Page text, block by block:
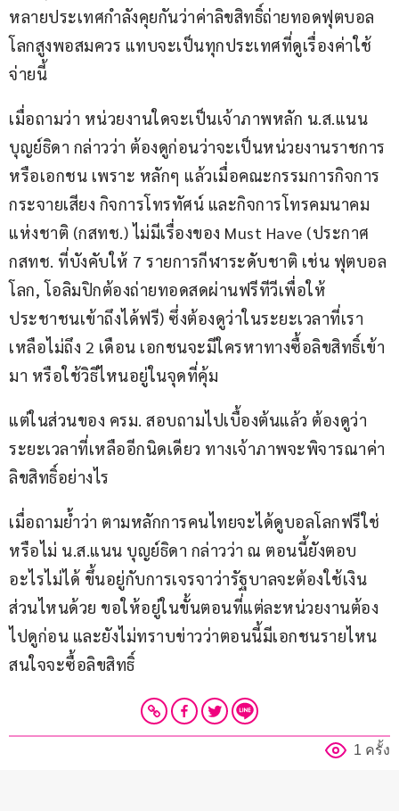
หลายประเทศกำลังคุยกันว่าค่าลิขสิทธิ์ถ่ายทอดฟุตบอล
โลกสูงพอสมควร แทบจะเป็นทุกประเทศที่ดูเรื่องค่าใช้
จ่ายนี้
เมื่อถามว่า หน่วยงานใดจะเป็นเจ้าภาพหลัก น.ส.แนน
บุญย์ธิดา กล่าวว่า ต้องดูก่อนว่าจะเป็นหน่วยงานราชการ
หรือเอกชน เพราะ หลักๆ แล้วเมื่อคณะกรรมการกิจการ
กระจายเสียง กิจการโทรทัศน์ และกิจการโทรคมนาคม
แห่งชาติ (กสทช.) ไม่มีเรื่องของ Must Have (ประกาศ
กสทช. ที่บังคับให้ 7 รายการกีฬาระดับชาติ เช่น ฟุตบอล
โลก, โอลิมปิกต้องถ่ายทอดสดผ่านฟรีทีวีเพื่อให้
ประชาชนเข้าถึงได้ฟรี) ซึ่งต้องดูว่าในระยะเวลาที่เรา
เหลือไม่ถึง 2 เดือน เอกชนจะมีใครหาทางซื้อลิขสิทธิ์เข้า
มา หรือใช้วิธีไหนอยู่ในจุดที่คุ้ม
แต่ในส่วนของ ครม. สอบถามไปเบื้องต้นแล้ว ต้องดูว่า
ระยะเวลาที่เหลืออีกนิดเดียว ทางเจ้าภาพจะพิจารณาค่า
ลิขสิทธิ์อย่างไร
เมื่อถามย้ำว่า ตามหลักการคนไทยจะได้ดูบอลโลกฟรีใช่
หรือไม่ น.ส.แนน บุญย์ธิดา กล่าวว่า ณ ตอนนี้ยังตอบ
อะไรไม่ได้ ขึ้นอยู่กับการเจรจาว่ารัฐบาลจะต้องใช้เงิน
ส่วนไหนด้วย ขอให้อยู่ในขั้นตอนที่แต่ละหน่วยงานต้อง
ไปดูก่อน และยังไม่ทราบข่าวว่าตอนนี้มีเอกชนรายไหน
สนใจจะซื้อลิขสิทธิ์
1 ครั้ง